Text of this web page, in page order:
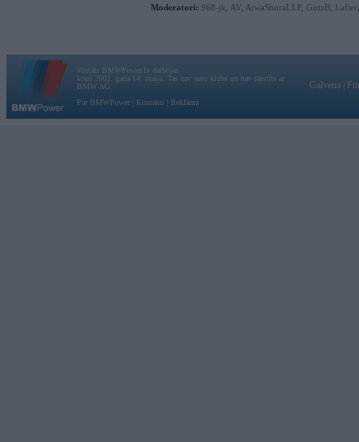
Moderatori: 968-jk AV AiwaShuraLLP, GirtzB Lafter
Vortāls BMWPower.lv darbojas
kopš 2002. gada 14. maija. Tas nav auto klubs un nav saistīts ar
BMW AG.
Par BMWPower
Kontakti Reklāma
Galvena